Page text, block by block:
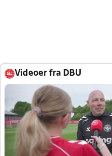
Videoer fra DBU